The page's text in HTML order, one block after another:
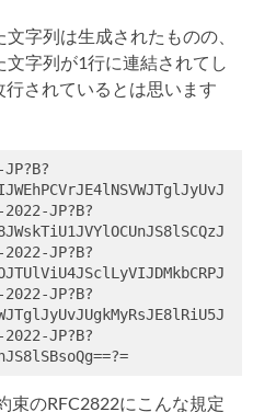
字列は生成されたものの、
字列が1行に連結されてし
されているとは思います
2022-JP?B?
2022-JP?B?
2022-JP?B?
2022-JP?B?
GyRCJWskTiU1JVYlOCUnJS8lSBsoQg==?=
束のRFC2822にこんな規定